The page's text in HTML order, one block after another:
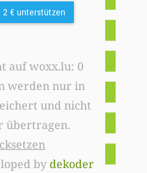
€ unterstützen
auf woxx.lu: 0
werden nur in
und nicht
übertragen.
bydekoder